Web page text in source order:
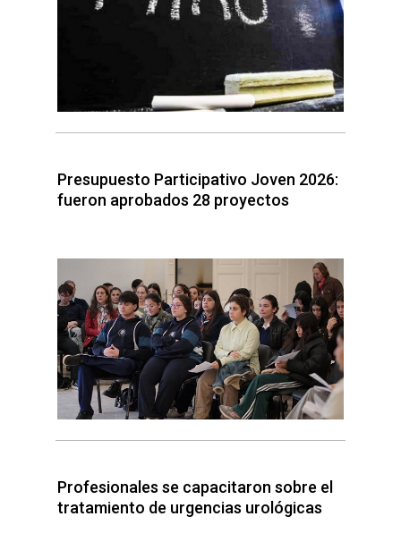
Presupuesto Participativo Joven 2026:
fueron aprobados 28 proyectos
Profesionales se capacitaron sobre el
tratamiento de urgencias urológicas